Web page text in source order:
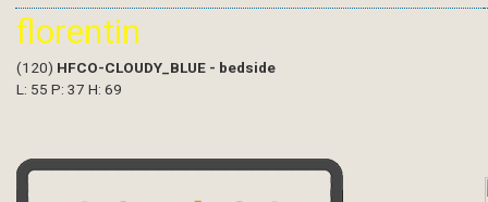
florentin
(120) HFCO-CLOUDY_BLUE - bedside
L: 55 P: 37 H: 69